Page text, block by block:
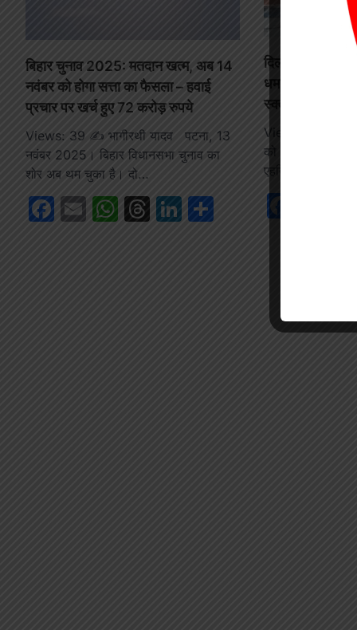
बिहार चुनाव 2025: मतदान खत्म, अब 14
नवंबर को होगा सत्ता का फैसला – हवाई
प्रचार पर खर्च हुए 72 करोड़ रुपये
Views: 39 ✍️ भागीरथी यादव पटना, 13
नवंबर 2025। बिहार विधानसभा चुनाव का
शोर अब थम चुका है। दो…
Facebook
EmailWhatsApp
Threads
LinkedIn
Share
दिल्ली के 3 स्कूलों
धमकी:प्रशासन ने
स्क्वॉड पहुंचा
Views: 56 नई
को सोमवार को बम
एहतियात के तौर…